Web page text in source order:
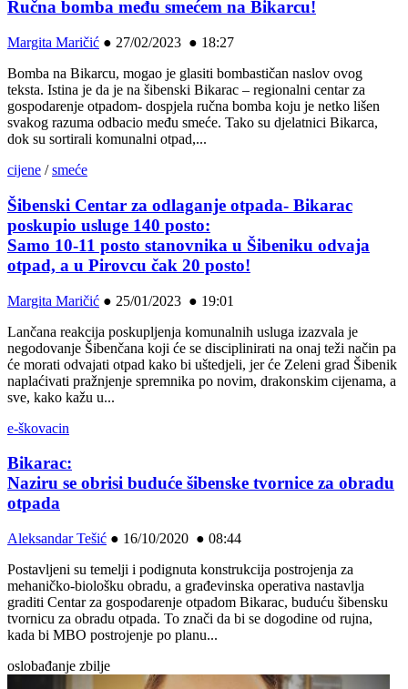
Ručna bomba među smećem na Bikarcu!
Margita Maričić ● 27/02/2023 ● 18:27
Bomba na Bikarcu, mogao je glasiti bombastičan naslov ovog
teksta. Istina je da je na šibenski Bikarac – regionalni centar za
gospodarenje otpadom- dospjela ručna bomba koju je netko lišen
svakog razuma odbacio među smeće. Tako su djelatnici Bikarca,
dok su sortirali komunalni otpad,...
cijene /smeće
Šibenski Centar za odlaganje otpada- Bikarac
poskupio usluge 140 posto:
Samo 10-11 posto stanovnika u Šibeniku odvaja
otpad, a u Pirovcu čak 20 posto!
Margita Maričić ● 25/01/2023 ● 19:01
Lančana reakcija poskupljenja komunalnih usluga izazvala je
negodovanje Šibenčana koji će se disciplinirati na onaj teži način pa
će morati odvajati otpad kako bi uštedjeli, jer će Zeleni grad Šibenik
naplaćivati pražnjenje spremnika po novim, drakonskim cijenama, a
sve, kako kažu u...
e-škovacin
Bikarac:
Naziru se obrisi buduće šibenske tvornice za obradu
otpada
Aleksandar Tešić ● 16/10/2020 ● 08:44
Postavljeni su temelji i podignuta konstrukcija postrojenja za
mehaničko-biološku obradu, a građevinska operativa nastavlja
graditi Centar za gospodarenje otpadom Bikarac, buduću šibensku
tvornicu za obradu otpada. To znači da bi se dogodine od rujna,
kada bi MBO postrojenje po planu...
oslobađanje zbilje